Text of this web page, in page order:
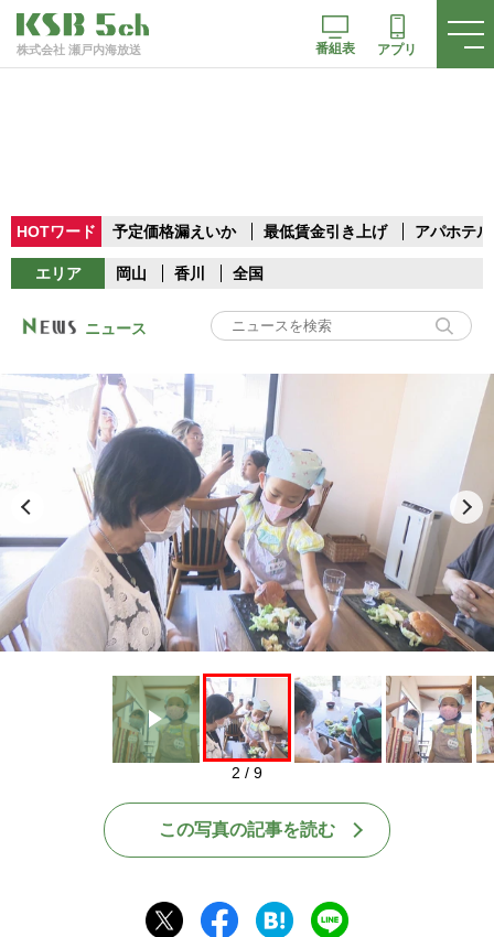
株式会社 瀬戸内海放送 番組表 アプリ
HOTワード 予定価格漏えいか 最低賃金引き上げ アパホテル
エリア 岡山 香川 全国
ニュース
Play
2 / 9
この写真の記事を読む